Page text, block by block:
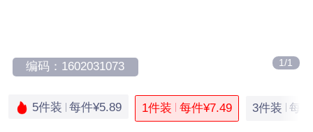
1/1
编码：1602031073
5件装 每件¥5.89 1件装 每件¥7.49 3件装 每